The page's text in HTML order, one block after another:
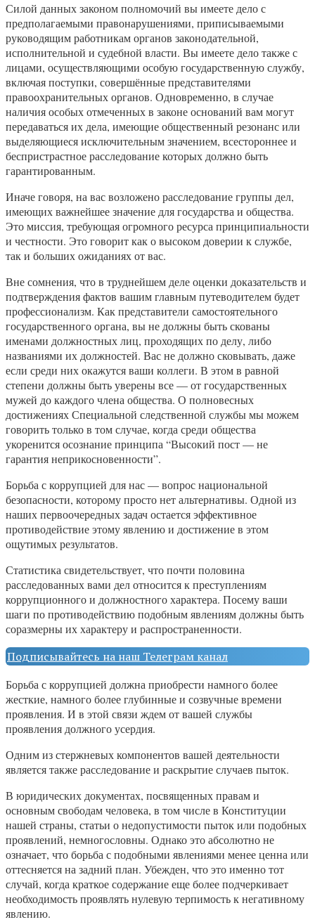
Силой данных законом полномочий вы имеете дело с
предполагаемыми правонарушениями, приписываемыми
руководящим работникам органов законодательной,
исполнительной и судебной власти. Вы имеете дело также с
лицами, осуществляющими особую государственную службу,
включая поступки, совершённые представителями
правоохранительных органов. Одновременно, в случае
наличия особых отмеченных в законе оснований вам могут
передаваться их дела, имеющие общественный резонанс или
выделяющиеся исключительным значением, всестороннее и
беспристрастное расследование которых должно быть
гарантированным.
Иначе говоря, на вас возложено расследование группы дел,
имеющих важнейшее значение для государства и общества.
Это миссия, требующая огромного ресурса принципиальности
и честности. Это говорит как о высоком доверии к службе,
так и больших ожиданиях от вас.
Вне сомнения, что в труднейшем деле оценки доказательств и
подтверждения фактов вашим главным путеводителем будет
профессионализм. Как представители самостоятельного
государственного органа, вы не должны быть скованы
именами должностных лиц, проходящих по делу, либо
названиями их должностей. Вас не должно сковывать, даже
если среди них окажутся ваши коллеги. В этом в равной
степени должны быть уверены все — от государственных
мужей до каждого члена общества. О полновесных
достижениях Специальной следственной службы мы можем
говорить только в том случае, когда среди общества
укоренится осознание принципа “Высокий пост — не
гарантия неприкосновенности”.
Борьба с коррупцией для нас — вопрос национальной
безопасности, которому просто нет альтернативы. Одной из
наших первоочередных задач остается эффективное
противодействие этому явлению и достижение в этом
ощутимых результатов.
Статистика свидетельствует, что почти половина
расследованных вами дел относится к преступлениям
коррупционного и должностного характера. Посему ваши
шаги по противодействию подобным явлениям должны быть
соразмерны их характеру и распространенности.
Подписывайтесь на наш Телеграм канал
Борьба с коррупцией должна приобрести намного более
жесткие, намного более глубинные и созвучные времени
проявления. И в этой связи ждем от вашей службы
проявления должного усердия.
Одним из стержневых компонентов вашей деятельности
является также расследование и раскрытие случаев пыток.
В юридических документах, посвященных правам и
основным свободам человека, в том числе в Конституции
нашей страны, статьи о недопустимости пыток или подобных
проявлений, немногословны. Однако это абсолютно не
означает, что борьба с подобными явлениями менее ценна или
оттесняется на задний план. Убежден, что это именно тот
случай, когда краткое содержание еще более подчеркивает
необходимость проявлять нулевую терпимость к негативному
явлению.